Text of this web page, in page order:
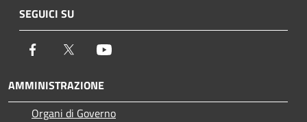
SEGUICI SU
Facebook Twitter
AMMINISTRAZIONE
Organi di Governo